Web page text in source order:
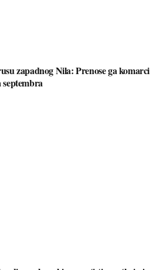
zapadnog Nila: Prenose ga komarci